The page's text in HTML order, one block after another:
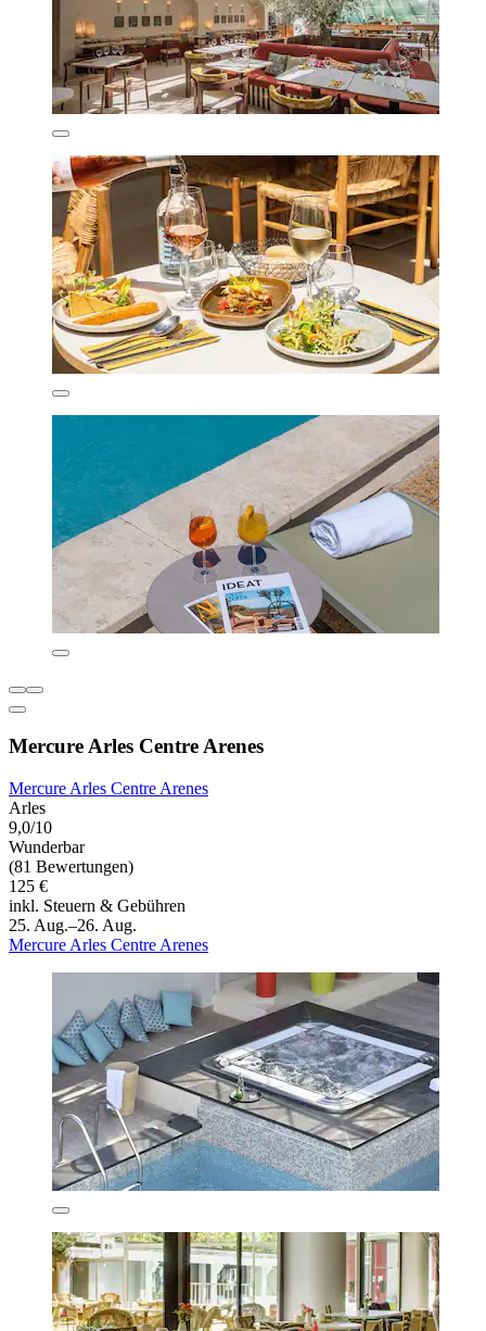
Mercure Arles Centre Arenes
Mercure Arles Centre Arenes
Arles
9,0/10
Wunderbar
(81 Bewertungen)
125 €
inkl. Steuern & Gebühren
25. Aug.–26. Aug.
Mercure Arles Centre Arenes